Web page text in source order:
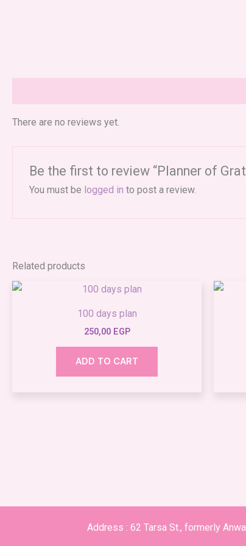
There are no reviews yet.
Be the first to review “Planner of
You must be logged in to post a review.
Related products
100 days plan
250,00 EGP
ADD TO CART
Address : 62 Tarsa St., formerly